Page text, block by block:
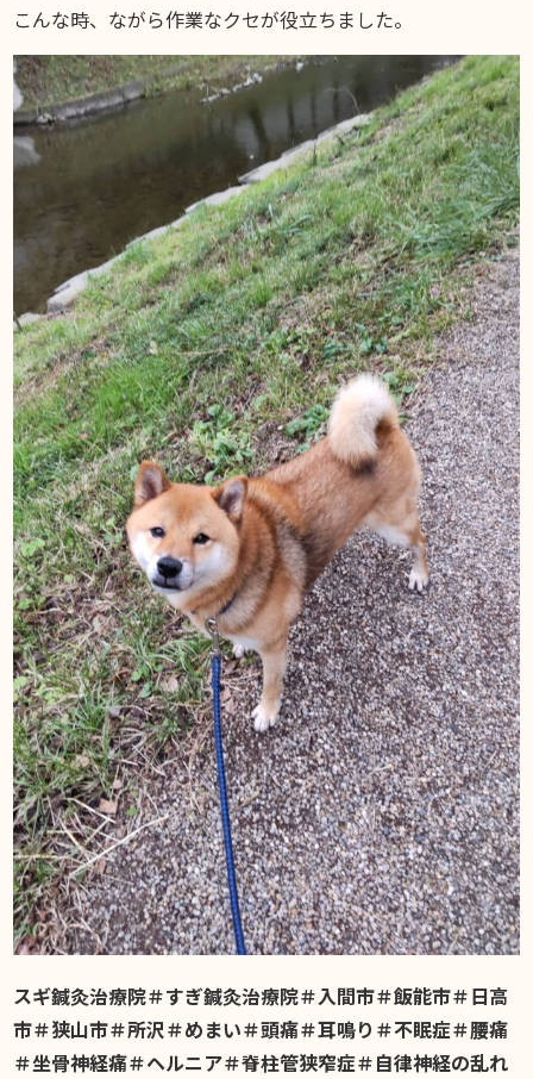
こんな時、ながら作業なクセが役立ちました。
スギ鍼灸治療院＃すぎ鍼灸治療院＃入間市＃飯能市＃日高
市＃狭山市＃所沢＃めまい＃頭痛＃耳鳴り＃不眠症＃腰痛
＃坐骨神経痛＃ヘルニア＃脊柱管狭窄症＃自律神経の乱れ